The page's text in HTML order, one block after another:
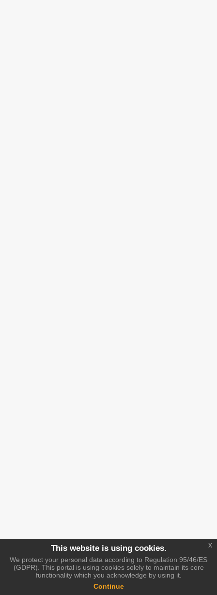
This website is using cookies.
We protect your personal data according to Regulation 95/46/ES
(GDPR). This portal is using cookies solely to maintain its core
functionality which you acknowledge by using it.
Continue
x